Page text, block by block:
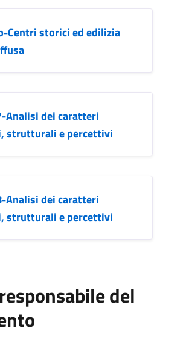
Centri storici ed edilizia
Analisi dei caratteri
strutturali e percettivi
Analisi dei caratteri
strutturali e percettivi
del